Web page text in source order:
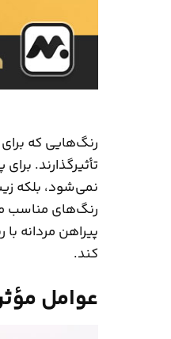
رنگ‌هایی که
تأثیرگذارند.
نمی‌شود، بلکه
رنگ‌های مناسب
پیراهن مردانه
کند.
عوامل